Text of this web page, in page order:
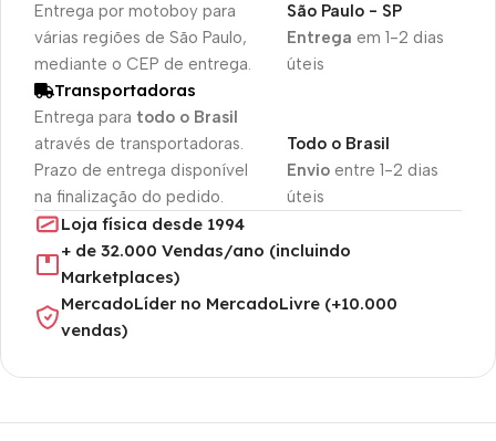
Entrega por motoboy para
várias regiões de São Paulo,
mediante o CEP de entrega.
Entrega em 1-2 dias
úteis
São Paulo - SP
Transportadoras
Entrega para todo o Brasil
através de transportadoras.
Prazo de entrega disponível
na finalização do pedido.
Envioentre 1-2 dias
úteis
Todo o Brasil
Loja física desde 1994
+ de 32.000 Vendas/ano (incluindo
Marketplaces)
MercadoLíder no MercadoLivre (+10.000
vendas)